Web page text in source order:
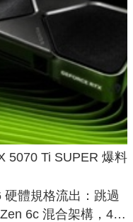
5070 Ti SUPER 爆料
體規格流出：跳過
6c 混合架構，4K